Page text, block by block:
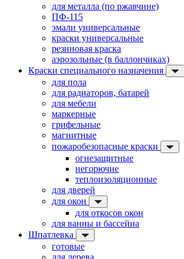
для металла (по ржавчине)
ПФ-115
эмали универсальные
краски универсальные
резиновая краска
аэрозольные (в баллончиках)
Краски специального назначения
для пола
для радиаторов, батарей
для мебели
маркерные
грифельные
магнитные
пожаробезопасные краски
огнезащитные
негорючие
теплоизоляционные
для дверей
для окон
для откосов окон
для ванны и бассейна
Шпатлевка
готовые
для дерева